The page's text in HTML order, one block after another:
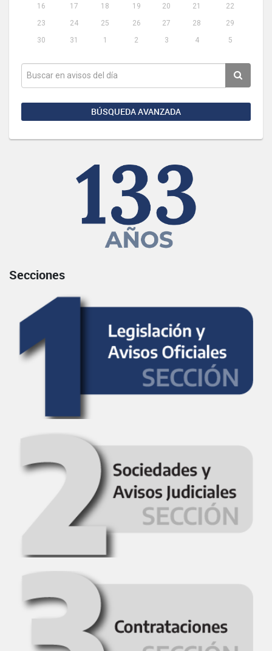
16
17 18 19 20 21
22
23
24 25 26 27 28
29
30
31 1 2 3 4 5
BÚSQUEDA AVANZADA
Secciones